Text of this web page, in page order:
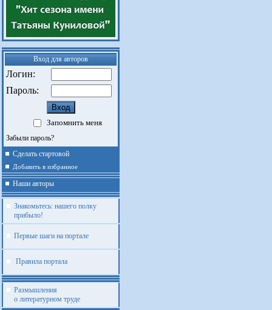
Вход для авторов
Логин:
Пароль:
Запомнить меня
Забыли пароль?
Сделать стартовой
Добавить в избранное
Наши авторы
Знакомьтесь: нашего полку
прибыло!
Первые шаги на портале
Правила портала
Размышления
о литературном труде